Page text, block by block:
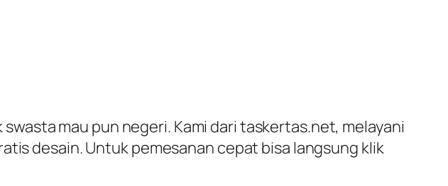
mau pun negeri. Kami dari taskertas.net, melayani
desain. Untuk pemesanan cepat bisa langsung klik